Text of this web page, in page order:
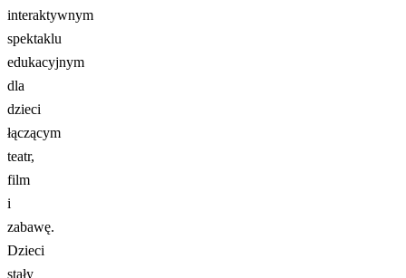
interaktywnym
spektaklu
edukacyjnym
dla
dzieci
łączącym
teatr,
film
i
zabawę.
Dzieci
stały